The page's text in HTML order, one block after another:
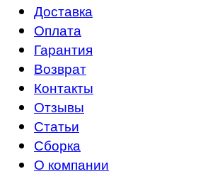
Доставка
Оплата
Гарантия
Возврат
Контакты
Отзывы
Статьи
Сборка
О компании